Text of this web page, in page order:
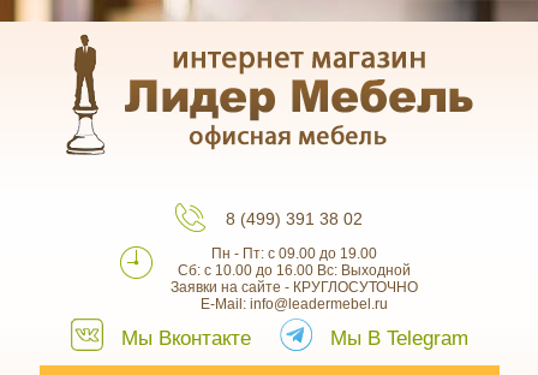
8 (499) 391 38 02
Пн - Пт: с 09.00 до 19.00
Сб: с 10.00 до 16.00 Вс: Выходной
Заявки на сайте - КРУГЛОСУТОЧНО
E-Mail: info@leadermebel.ru
Мы Вконтакте Мы В Telegram